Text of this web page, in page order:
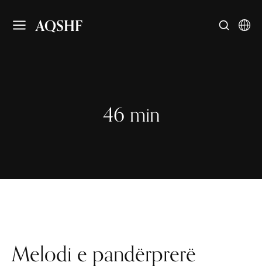
AQSHF
46 min
Melodi e pandërprerë